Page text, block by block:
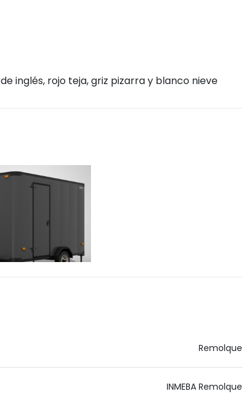
inglés, rojo teja, griz pizarra y blanco nieve
Remolque
INMEBA Remolque